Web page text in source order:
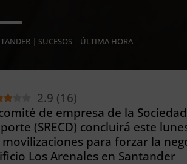
| SUCESOS | ÚLTIMA HORA
2.9 (16)
de empresa de la
(SRECD) concluirá este
movilizaciones para forzar la
Los Arenales en Santander